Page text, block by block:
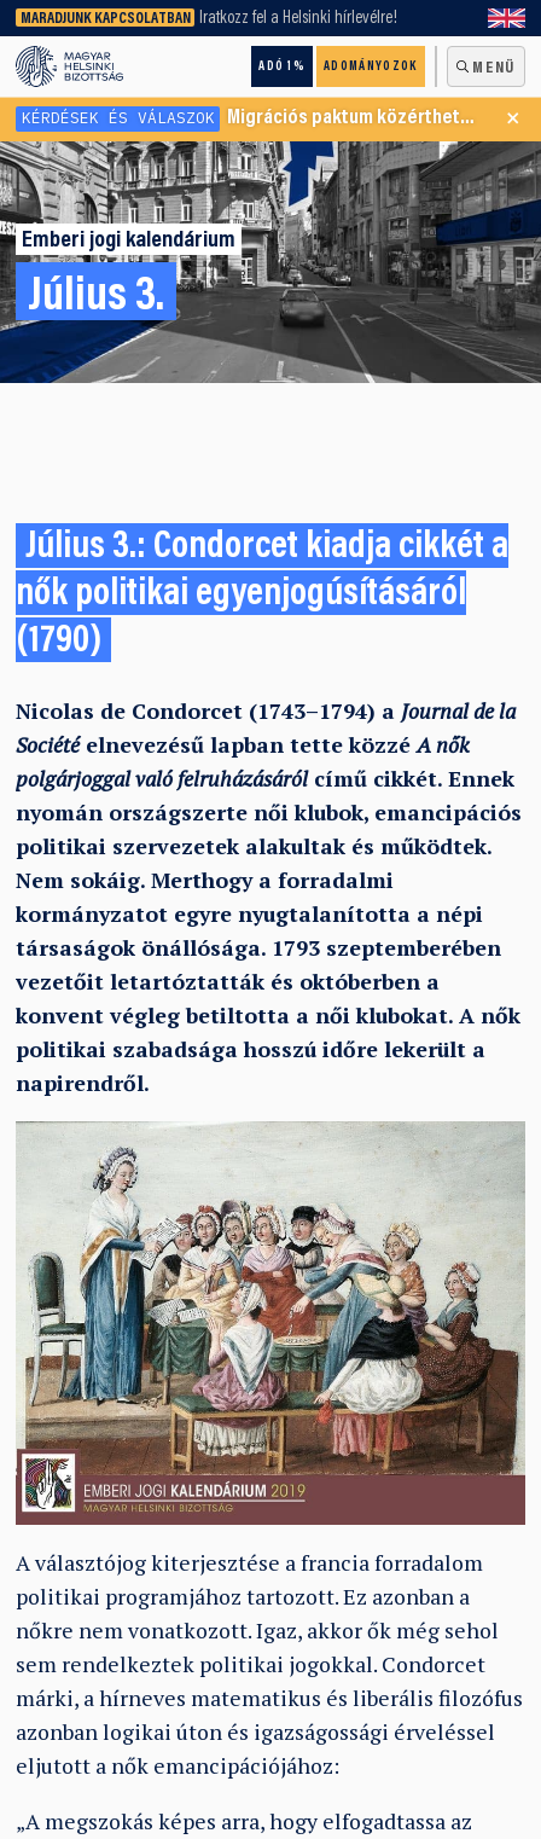
MARADJUNK KAPCSOLATBAN Iratkozz fel a Helsinki hírlevélre!
ADÓ 1% ADOMÁNYOZOK MENÜ
keresőnket!
KÉRDÉSEK ÉS VÁLASZOK Migrációs paktum közérthetően ×
Emberi jogi kalendárium
Július 3.
Július 3.: Condorcet kiadja cikkét a
nők politikai egyenjogúsításáról
(1790)
Nicolas de Condorcet (1743–1794) a Journal de la
Sociétéelnevezésű lapban tette közzéA nők
polgárjoggal való felruházásárólcímű cikkét. Ennek
nyomán országszerte női klubok, emancipációs
politikai szervezetek alakultak és működtek.
Nem sokáig. Merthogy a forradalmi
kormányzatot egyre nyugtalanította a népi
társaságok önállósága. 1793 szeptemberében
vezetőit letartóztatták és októberben a
konvent végleg betiltotta a női klubokat. A nők
politikai szabadsága hosszú időre lekerült a
napirendről.
A választójog kiterjesztése a francia forradalom
politikai programjához tartozott. Ez azonban a
nőkre nem vonatkozott. Igaz, akkor ők még sehol
sem rendelkeztek politikai jogokkal. Condorcet
márki, a hírneves matematikus és liberális filozófus
azonban logikai úton és igazságossági érveléssel
eljutott a nők emancipációjához:
„A megszokás képes arra, hogy elfogadtassa az